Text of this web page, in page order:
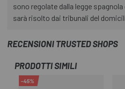
sono regolate dalla legge
sarà risolto dai tribunali del
RECENSIONI TRUSTED SHOPS
PRODOTTI SIMILI
-45%